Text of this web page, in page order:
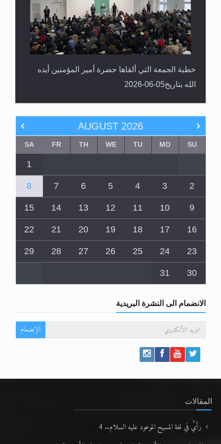
خطبة الجمعة التي ألقاها حضرة أمير المؤمنين أيده
الله بتاريخ05-06-2026
AUGUST 2026
SU
MO
TU
WE
TH
FR
SA
1
2
3
4
5
6
7
8
9
10
11
12
13
14
15
16
17
18
19
20
21
22
23
24
25
26
27
28
29
30
31
الانضمام الى النشرة البريدية
الإنضمام
المقالات
رأيٌ في لغة المسيح الموعود عليه السلام.. 4